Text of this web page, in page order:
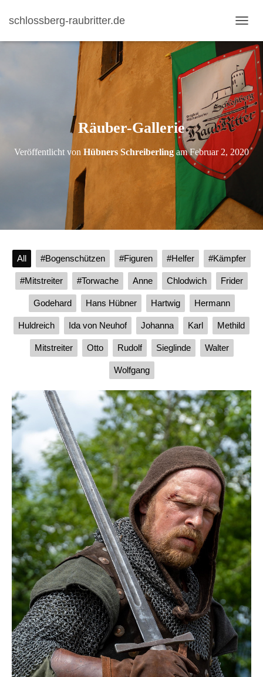
schlossberg-raubritter.de
A
V
G
A
T
I
O
U
M
A
L
T
Räuber-Gallerie
Veröffentlicht von Hübners SchreiberlingamFebruar 2, 2020
All #Bogenschützen #Figuren #Helfer #Kämpfer
#Mitstreiter #Torwache Anne Chlodwich Frider
Godehard Hans Hübner Hartwig Hermann
Huldreich Ida von Neuhof Johanna Karl Methild
Mitstreiter Otto Rudolf Sieglinde Walter
Wolfgang